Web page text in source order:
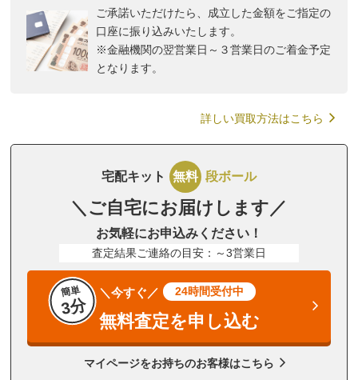
ご承諾いただけたら、成立した金額をご指定の
口座に振り込みいたします。
※金融機関の翌営業日～３営業日のご着金予定
となります。
詳しい買取方法はこちら
宅配キット 無料 段ボール
＼ご自宅にお届けします／
お気軽にお申込みください！
査定結果ご連絡の目安：～3営業日
簡単
3分
＼今すぐ／ 24時間受付中
無料査定を申し込む
マイページをお持ちのお客様はこちら